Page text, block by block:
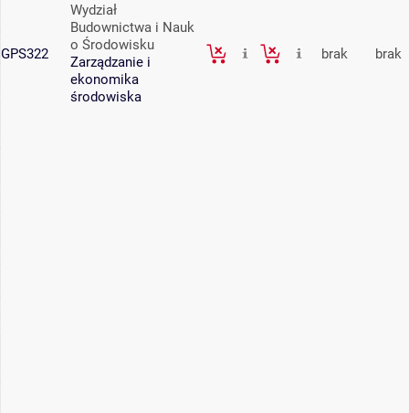
GPS322
Wydział
Budownictwa i Nauk
o Środowisku
Zarządzanie i
ekonomika
środowiska
brak brak